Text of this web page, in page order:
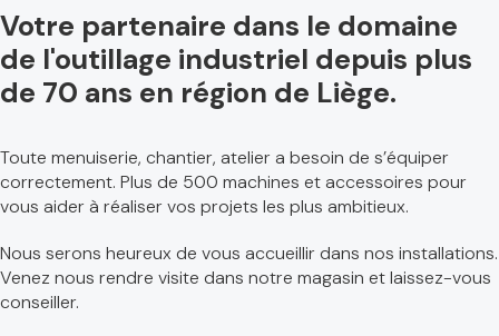
Votre partenaire dans le domaine
de l'outillage industriel depuis plus
de 70 ans en région de Liège.
Toute menuiserie, chantier, atelier a besoin de s’équiper
correctement. Plus de 500 machines et accessoires pour
vous aider à réaliser vos projets les plus ambitieux.
Nous serons heureux de vous accueillir dans nos installations.
Venez nous rendre visite dans notre magasin et laissez-vous
conseiller.